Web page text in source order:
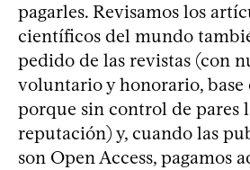
pagarles. Revisamos los
científicos del mundo
pedido de las revistas (con
voluntario y honorario, base
porque sin control de pares
reputación) y, cuando las
son Open Access, pagamos